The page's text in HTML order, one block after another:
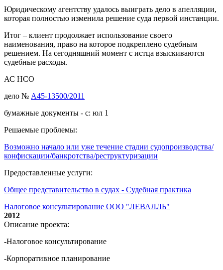
Юридическому агентству удалось выиграть дело в апелляции,
которая полностью изменила решение суда первой инстанции.
Итог – клиент продолжает использование своего
наименования, право на которое подкреплено судебным
решением. На сегодняшний момент с истца взыскиваются
судебные расходы.
АС НСО
дело № А45-13500/2011
бумажные документы - с: юл 1
Решаемые проблемы:
Возможно начало или уже течение стадии судопроизводства/
конфискации/банкротства/реструктуризации
Предоставленные услуги:
Общее представительство в судах - Судебная практика
Налоговое консультирование ООО "ЛЕВАЛЛЬ"
2012
Описание проекта:
-Налоговое консультирование
-Корпоративное планирование